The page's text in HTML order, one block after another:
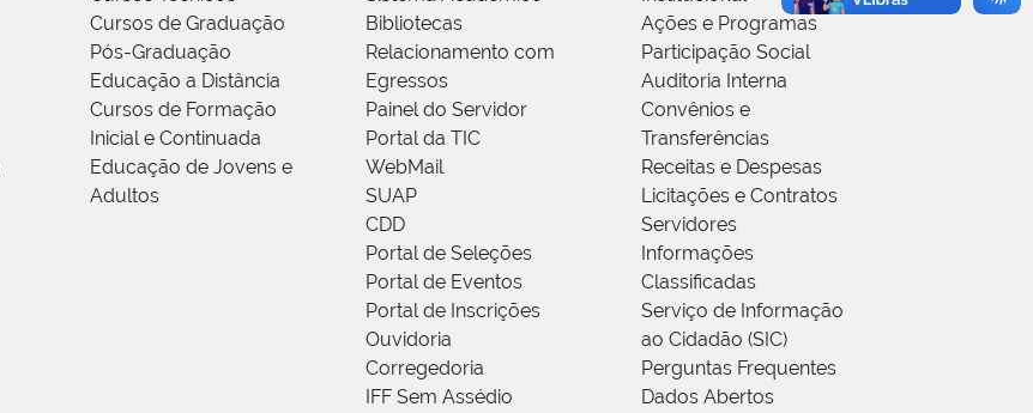
Cursos de Graduação
Pós-Graduação
Educação a Distância
Cursos de Formação
Inicial e Continuada
Educação de Jovens e
Adultos
Bibliotecas
Relacionamento com
Egressos
Painel do Servidor
Portal da TIC
WebMail
SUAP
CDD
Portal de Seleções
Portal de Eventos
Portal de Inscrições
Ouvidoria
Corregedoria
IFF Sem Assédio
Ações e Programas
Participação Social
Auditoria Interna
Convênios e
Transferências
Receitas e Despesas
Licitações e Contratos
Servidores
Informações
Classificadas
Serviço de Informação
ao Cidadão (SIC)
Perguntas Frequentes
Dados Abertos